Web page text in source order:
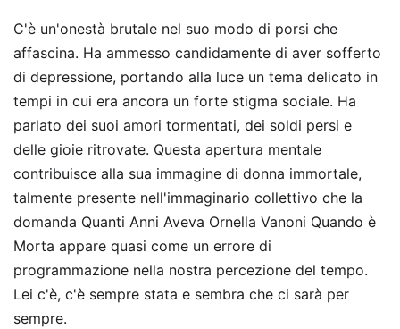
C'è un'onestà brutale nel suo modo di porsi che
affascina. Ha ammesso candidamente di aver sofferto
di depressione, portando alla luce un tema delicato in
tempi in cui era ancora un forte stigma sociale. Ha
parlato dei suoi amori tormentati, dei soldi persi e
delle gioie ritrovate. Questa apertura mentale
contribuisce alla sua immagine di donna immortale,
talmente presente nell'immaginario collettivo che la
domanda Quanti Anni Aveva Ornella Vanoni Quando è
Morta appare quasi come un errore di
programmazione nella nostra percezione del tempo.
Lei c'è, c'è sempre stata e sembra che ci sarà per
sempre.